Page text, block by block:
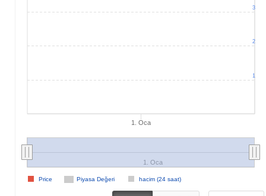
1. Oca
Piyasa Değeri hacim (24 saat)
Price
1. Oca
1
2
3